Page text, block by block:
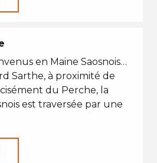
en Maine Saosnois…
Sarthe, à proximité de
du Perche, la
est traversée par une